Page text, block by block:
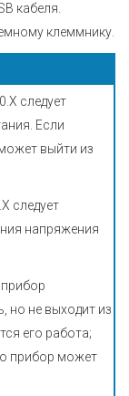
кабеля.
клеммнику.
следует
Если
выйти из
следует
напряжения
но не выходит из
его работа;
прибор может